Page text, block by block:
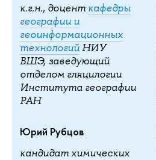
к.г.н., доцент кафедры
географии и
геоинформационных
технологийНИУ
ВШЭ, заведующий
отделом гляцилогии
Института географии
РАН
Юрий Рубцов
кандидат химических